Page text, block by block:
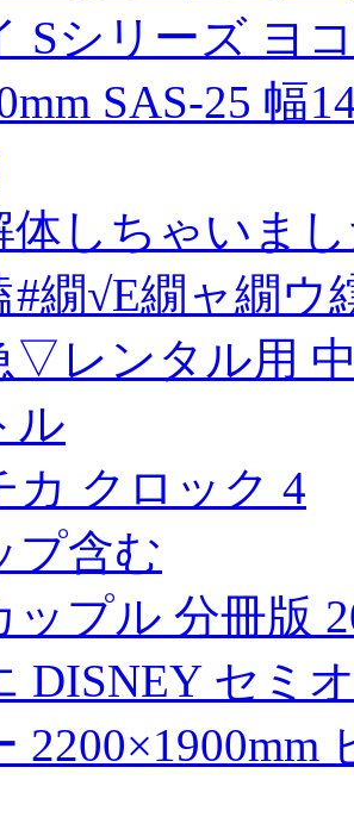
Sシリーズ ヨ
SAS-25 幅
体しちゃいま
#繝√Ε繝ャ繝ウ
▽レンタル用
ル
カ クロック 4
プ含む
ップル 分冊版
DISNEY セミ
2200×1900mm